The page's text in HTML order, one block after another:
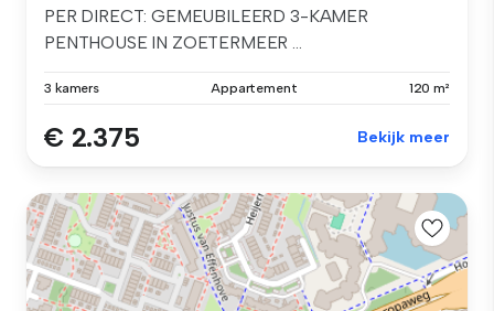
PER DIRECT: GEMEUBILEERD 3-KAMER
PENTHOUSE IN ZOETERMEER ...
3 kamers Appartement 120 m²
€ 2.375 Bekijk meer